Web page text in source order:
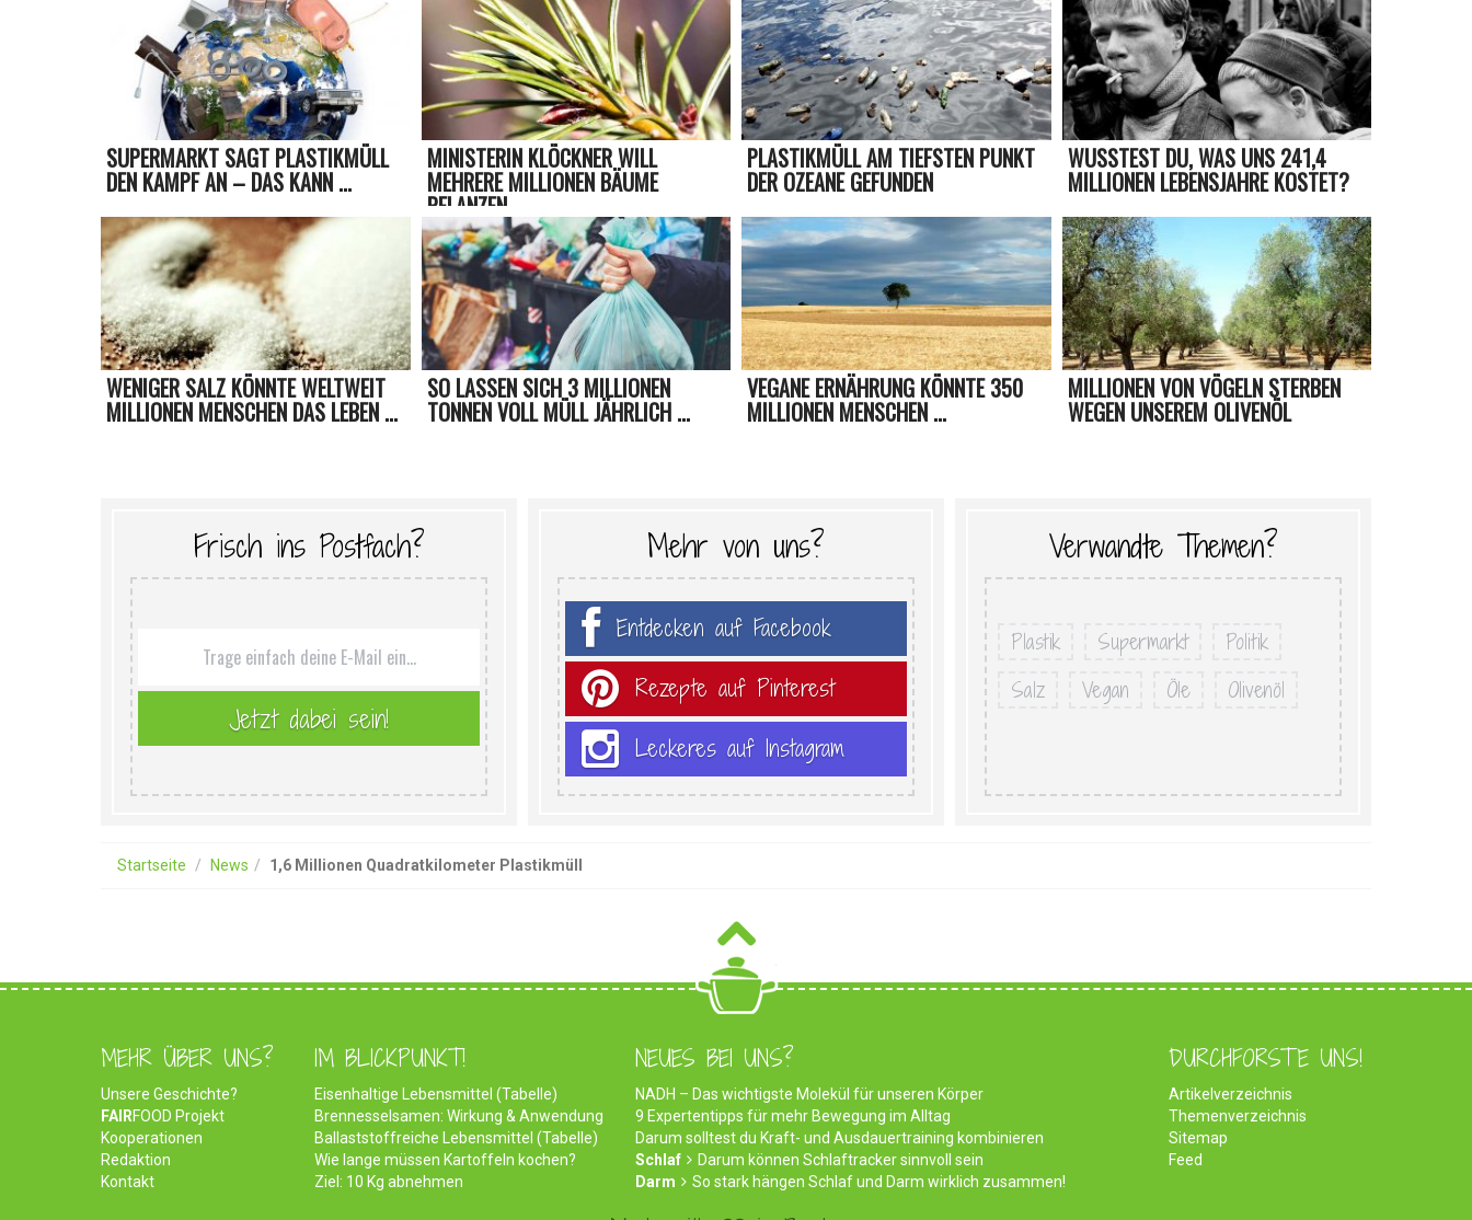
SUPERMARKT SAGT PLASTIKMÜLL
DEN KAMPF AN – DAS KANN ...
MINISTERIN KLÖCKNER WILL
MEHRERE MILLIONEN BÄUME
PFLANZEN
PLASTIKMÜLL AM TIEFSTEN PUNKT
DER OZEANE GEFUNDEN
WUSSTEST DU, WAS UNS 241,4
MILLIONEN LEBENSJAHRE KOSTET?
WENIGER SALZ KÖNNTE WELTWEIT
MILLIONEN MENSCHEN DAS LEBEN ...
SO LASSEN SICH 3 MILLIONEN
TONNEN VOLL MÜLL JÄHRLICH ...
VEGANE ERNÄHRUNG KÖNNTE 350
MILLIONEN MENSCHEN ...
MILLIONEN VON VÖGELN STERBEN
WEGEN UNSEREM OLIVENÖL
Frisch ins Postfach? Mehr von uns?
Entdecken auf Facebook
Rezepte auf Pinterest
Leckeres auf Instagram
Verwandte Themen?
Plastik Supermarkt
Politik
Salz
Vegan Öle Olivenöl
Startseite News 1,6 Millionen Quadratkilometer Plastikmüll
MEHR ÜBER UNS?
Unsere Geschichte?
FAIRFOOD Projekt
Kooperationen
Redaktion
Kontakt
IM BLICKPUNKT!
Eisenhaltige Lebensmittel (Tabelle)
Brennesselsamen: Wirkung & Anwendung
Ballaststoffreiche Lebensmittel (Tabelle)
Wie lange müssen Kartoffeln kochen?
Ziel: 10 Kg abnehmen
NEUES BEI UNS?
NADH – Das wichtigste Molekül für unseren Körper
9 Expertentipps für mehr Bewegung im Alltag
Darum solltest du Kraft- und Ausdauertraining kombinieren
Schlaf
Darum können Schlaftracker sinnvoll sein
Darm
So stark hängen Schlaf und Darm wirklich zusammen!
DURCHFORSTE UNS!
Artikelverzeichnis
Themenverzeichnis
Sitemap
Feed